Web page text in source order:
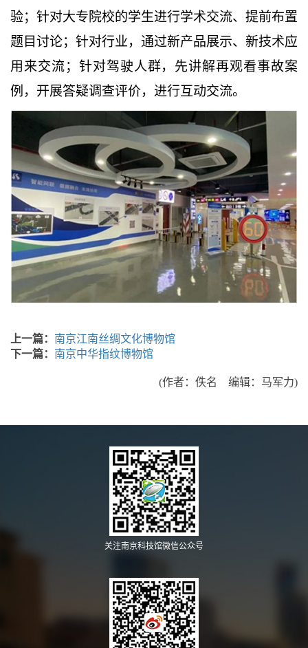
验；针对大专院校的学生进行学术交流、提前布置
题目讨论；针对行业，通过新产品展示、新技术应
用来交流；针对驾驶人群，先讲解再观看事故案
例，开展答疑调查评价，进行互动交流。
上一篇： 南京江南丝绸文化博物馆
下一篇： 南京中华指纹博物馆
(作者：佚名 编辑：马军力)
关注南京科技馆微信公众号